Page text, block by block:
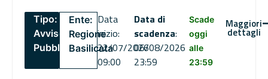
Tipo:
Avviso
Pubblico
Ente:
Regione
Basilicata
Data
inizio:
22/07/2026
09:00
Data di
scadenza:
06/08/2026
23:59
Scade
oggi
alle
23:59
Maggiori
dettagli